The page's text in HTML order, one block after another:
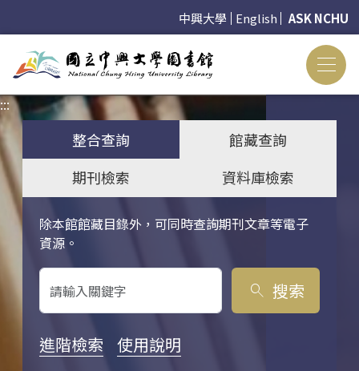
中興大學 English ASK NCHU
:::
整合查詢
館藏查詢
期刊檢索
資料庫檢索
除本館館藏目錄外，可同時查詢期刊文章等電子
資源。
關鍵字搜尋
search 搜索
進階檢索 使用說明